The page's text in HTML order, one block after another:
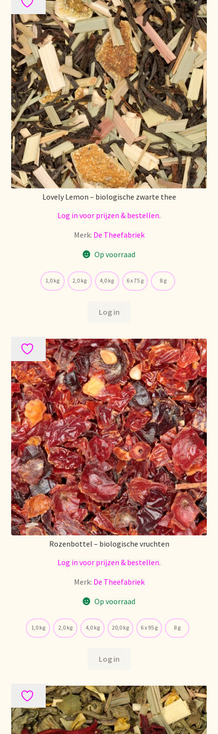
Over ons
Pagos y descuentos
Paiement et réductions
Payment and discounts
Pedidos y plazos de entrega
Personal Branding
Personal Branding
Personal Branding
Preispolitik
Privacy statement
Privacyverklaring
Product range
Questions relatives aux stocks
Retouren en garantie
Retours et garantie
Returns and warranty
Rücksendungen und Garantie
Sécurité alimentaire
Shipping and delivery
Surtido
Terms and Conditions
Lovely Lemon – biologische zwarte thee
Log in voor prijzen & bestellen.
Merk: De Theefabriek
Op voorraad
1,0 kg 2,0 kg 4,0 kg 6 x 75 g 8 g
Log in
Rozenbottel – biologische vruchten
Log in voor prijzen & bestellen.
Merk: De Theefabriek
Op voorraad
1,0 kg 2,0 kg 4,0 kg 20,0 kg 6 x 95 g 8 g
Log in